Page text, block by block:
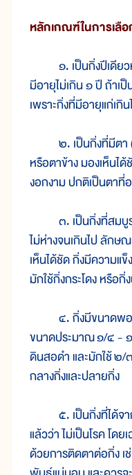
หลักเกณฑ์ในการเลื
๑. เป็นกิ่งปีเดียวห
มีอายุไม่เกิน ๑ ปี ถ้าเ
เพราะกิ่งที่มีอายุแก่เ
๒. เป็นกิ่งที่มีตา
หรือตาข้าง มองเห็นไ
งอกงาม ปกติเป็นตาที่
๓. เป็นกิ่งที่สมบูร
ไม่ห่างจนเกินไป ลักษ
เห็นได้ชัด กิ่งมีความแ
มักใช้กิ่งกระโดง หรือกิ่
๔. กิ่งมีขนาดพอเ
ขนาดประมาณ๑/๔ -
ดินสอดำ และมักใช้๒/
กลางกิ่งและปลายกิ่ง
๕. เป็นกิ่งที่ได้จาก
แล้วว่า ไม่เป็นโรค โด
ด้วยการติดตาต่อกิ่ง เ